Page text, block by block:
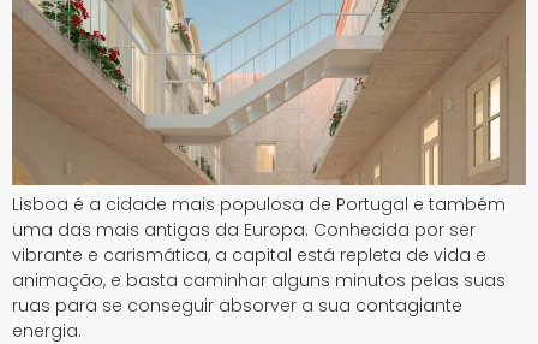
Lisboa é a cidade mais populosa de Portugal e também
uma das mais antigas da Europa. Conhecida por ser
vibrante e carismática, a capital está repleta de vida e
animação, e basta caminhar alguns minutos pelas suas
ruas para se conseguir absorver a sua contagiante
energia.